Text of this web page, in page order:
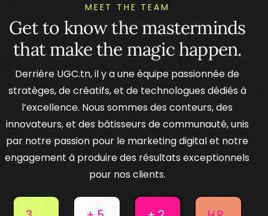
MEET THE TEAM
Get to know the masterminds
that make the magic happen.
Derrière UGC.tn, il y a une équipe passionnée de
stratèges, de créatifs, et de technologues dédiés à
l’excellence. Nous sommes des conteurs, des
innovateurs, et des bâtisseurs de communauté, unis
par notre passion pour le marketing digital et notre
engagement à produire des résultats exceptionnels
pour nos clients.